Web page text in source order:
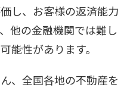
し、お客様の返済能力
他の金融機関では難し
能性があります。
、全国各地の不動産を